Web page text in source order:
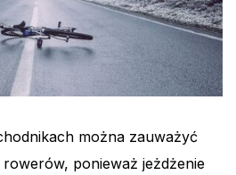
można zauważyć
ponieważ jeżdżenie